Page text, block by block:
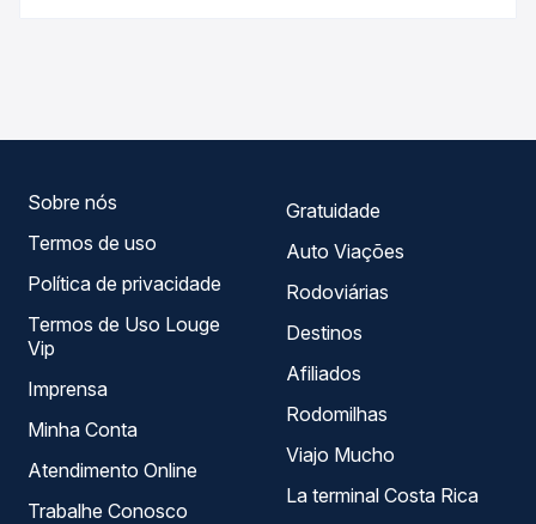
Sobre nós
Termos de uso
Política de privacidade
Termos de Uso Louge
Vip
Imprensa
Minha Conta
Atendimento Online
Trabalhe Conosco
Gratuidade
Auto Viações
Rodoviárias
Destinos
Afiliados
Rodomilhas
Viajo Mucho
La terminal Costa Rica